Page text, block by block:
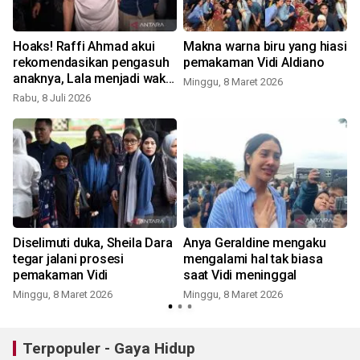
Hoaks! Raffi Ahmad akui
rekomendasikan pengasuh
anaknya, Lala menjadi wakil
kepala BGN
Rabu, 8 Juli 2026
Makna warna biru yang hiasi
pemakaman Vidi Aldiano
Minggu, 8 Maret 2026
Diselimuti duka, Sheila Dara
tegar jalani prosesi
pemakaman Vidi
Minggu, 8 Maret 2026
Anya Geraldine mengaku
mengalami hal tak biasa
saat Vidi meninggal
Minggu, 8 Maret 2026
Terpopuler - Gaya Hidup